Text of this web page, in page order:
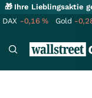
🎁 Ihre Lieblingsaktie
DAX -0,16% Gold -